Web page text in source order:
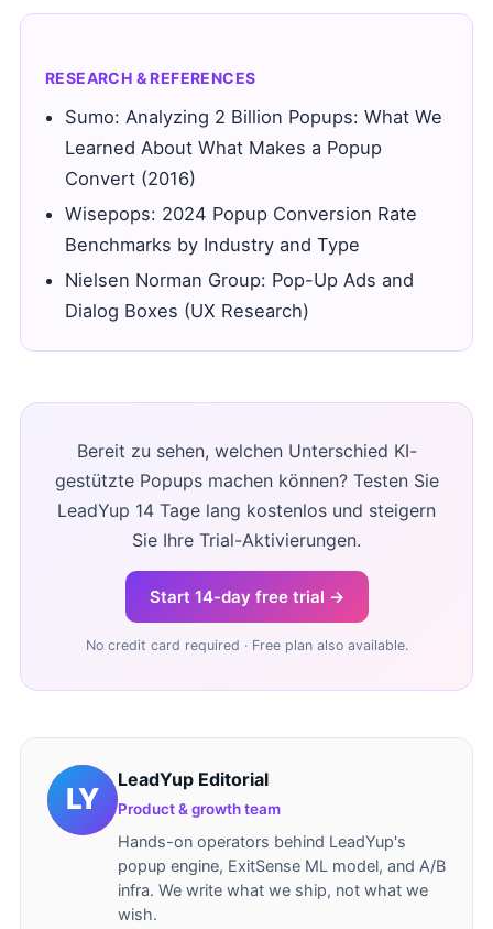
RESEARCH & REFERENCES
Sumo: Analyzing 2 Billion Popups: What We
Learned About What Makes a Popup
Convert (2016)
Wisepops: 2024 Popup Conversion Rate
Benchmarks by Industry and Type
Nielsen Norman Group: Pop-Up Ads and
Dialog Boxes (UX Research)
Bereit zu sehen, welchen Unterschied KI-
gestützte Popups machen können? Testen Sie
LeadYup 14 Tage lang kostenlos und steigern
Sie Ihre Trial-Aktivierungen.
Start 14-day free trial →
No credit card required · Free plan also available.
LeadYup Editorial
Product & growth team
Hands-on operators behind LeadYup's
popup engine, ExitSense ML model, and A/B
infra. We write what we ship, not what we
wish.